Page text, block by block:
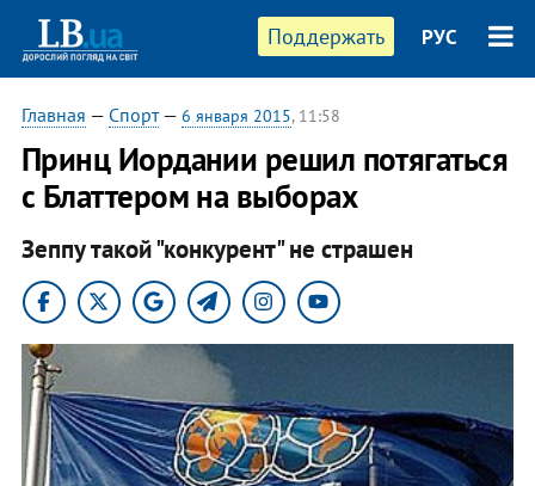
Поддержать РУС
Главная — Спорт— 6 января 2015, 11:58
Принц Иордании решил потягаться
с Блаттером на выборах
Зеппу такой "конкурент" не страшен